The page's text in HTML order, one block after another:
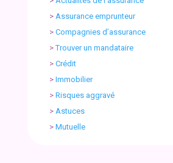
> Assurance emprunteur
> Compagnies d’assurance
>Trouver un mandataire
> Crédit
> Immobilier
> Risques aggravé
> Astuces
> Mutuelle